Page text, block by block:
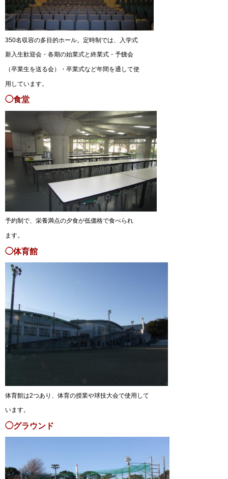
350名収容の多目的ホール。定時制では、入学式
新入生歓迎会・各期の始業式と終業式・予餞会
（卒業生を送る会）・卒業式など年間を通して使
用しています。
◯食堂
予約制で、栄養満点の夕食が低価格で食べられ
ます。
◯体育館
体育館は2つあり、体育の授業や球技大会で使用して
います。
◯グラウンド